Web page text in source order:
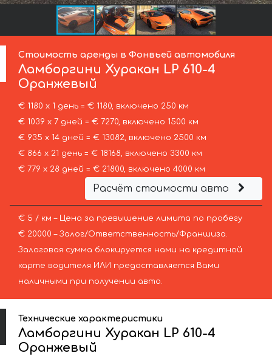
Стоимость аренды в Фонвьей автомобиля
Ламборгини Хуракан LP 610-4
Оранжевый
€ 1180 х 1 день = € 1180, включено 250 км
€ 1039 х 7 дней = € 7270, включено 1500 км
€ 935 х 14 дней = € 13082, включено 2500 км
€ 866 х 21 день = € 18168, включено 3300 км
€ 779 х 28 дней = € 21800, включено 4000 км
Расчёт стоимости авто
€ 5 / км – Цена за превышение лимита по пробегу
€ 20000 – Залог/Ответственность/Франшиза.
Залоговая сумма блокируется нами на кредитной
карте водителя ИЛИ предоставляется Вами
наличными при получении авто.
Технические характеристики
Ламборгини Хуракан LP 610-4
Оранжевый